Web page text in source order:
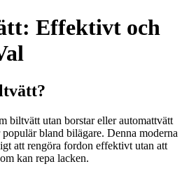
Effektivt och
biltvätt utan borstar eller automattvätt
bland bilägare. Denna moderna
att rengöra fordon effektivt utan att
kan repa lacken.